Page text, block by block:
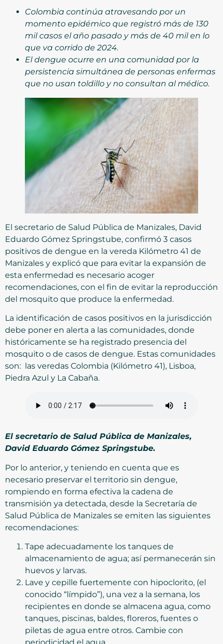
Colombia continúa atravesando por un
momento epidémico que registró más de 130
mil casos el año pasado y más de 40 mil en lo
que va corrido de 2024.
El dengue ocurre en una comunidad por la
persistencia simultánea de personas enfermas
que no usan toldillo y no consultan al médico.
El secretario de Salud Pública de Manizales, David
Eduardo Gómez Springstube, confirmó 3 casos
positivos de dengue en la vereda Kilómetro 41 de
Manizales y explicó que para evitar la expansión de
esta enfermedad es necesario acoger
recomendaciones, con el fin de evitar la reproducción
del mosquito que produce la enfermedad.
La identificación de casos positivos en la jurisdicción
debe poner en alerta a las comunidades, donde
históricamente se ha registrado presencia del
mosquito o de casos de dengue. Estas comunidades
son: las veredas Colombia (Kilómetro 41), Lisboa,
Piedra Azul y La Cabaña.
El secretario de Salud Pública de Manizales,
David Eduardo Gómez Springstube.
Por lo anterior, y teniendo en cuenta que es
necesario preservar el territorio sin dengue,
rompiendo en forma efectiva la cadena de
transmisión ya detectada, desde la Secretaría de
Salud Pública de Manizales se emiten las siguientes
recomendaciones:
Tape adecuadamente los tanques de
almacenamiento de agua; así permanecerán sin
huevos y larvas.
Lave y cepille fuertemente con hipoclorito, (el
conocido “límpido”), una vez a la semana, los
recipientes en donde se almacena agua, como
tanques, piscinas, baldes, floreros, fuentes o
piletas de agua entre otros. Cambie con